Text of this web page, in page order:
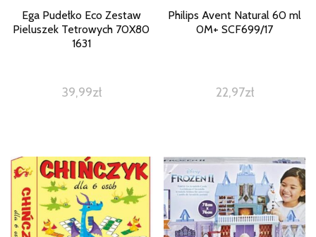
Ega Pudełko Eco Zestaw
Pieluszek Tetrowych 70X80
1631
39,99zł
Philips Avent Natural 60 ml
0M+ SCF699/17
22,97zł